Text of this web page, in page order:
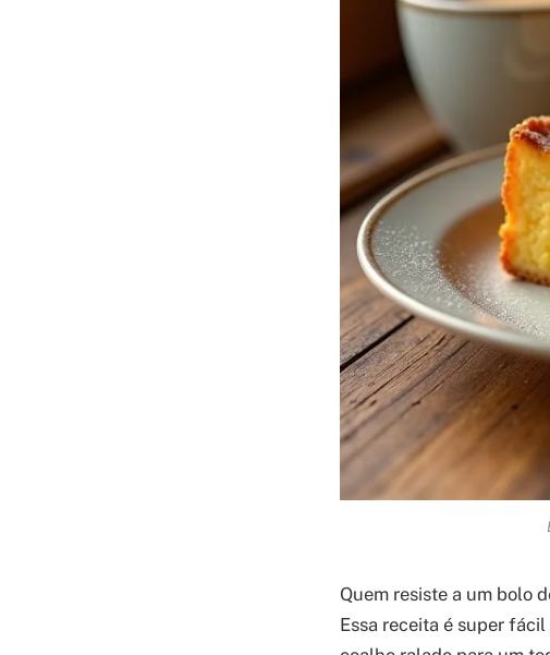
Quem resiste a um bolo
Essa receita é super